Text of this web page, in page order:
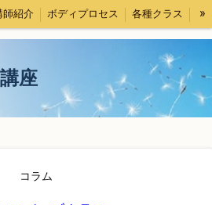
師紹介 ボディプロセス 各種クラス »
座
コラム